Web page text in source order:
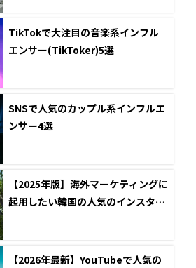
TikTokで大注目の音楽系インフル
エンサー(TikToker)5選
SNSで人気のカップル系インフルエ
ンサー4選
【2025年版】海外マーケティングに
起用したい韓国の人気のインスタグ
ラマー男女10名
【2026年最新】YouTubeで人気の